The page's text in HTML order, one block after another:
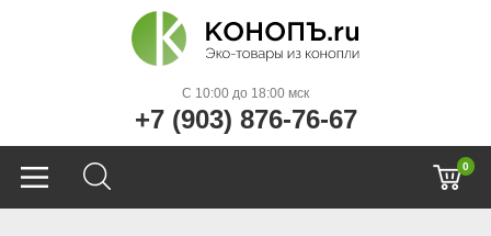
C 10:00 до 18:00 мск
+7 (903) 876-76-67
0